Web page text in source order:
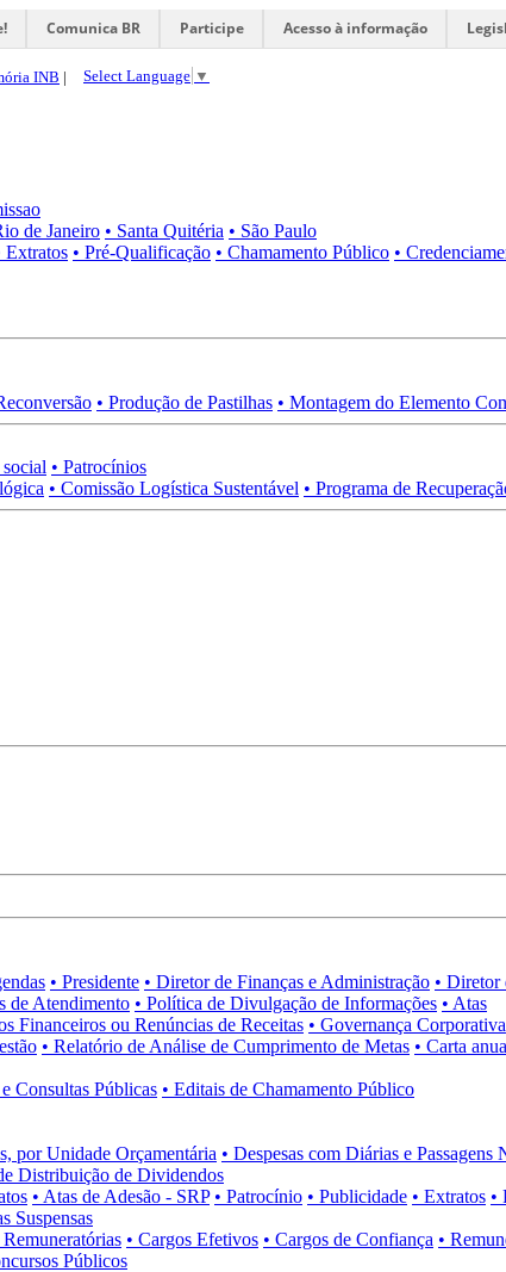
Comunica BR Participe Acesso à informação
INB | Select Language ▼
de Janeiro • Santa Quitéria • São Paulo
Extratos • Pré-Qualificação • Chamamento Público •
• Produção de Pastilhas • Montagem do Elemento
• Patrocínios
• Comissão Logística Sustentável • Programa de
• Presidente • Diretor de Finanças e Administração • Diretor
de Atendimento • Política de Divulgação de Informações • Atas
Financeiros ou Renúncias de Receitas • Governança Corporativa
• Relatório de Análise de Cumprimento de Metas • Carta
Consultas Públicas • Editais de Chamamento Público
por Unidade Orçamentária • Despesas com Diárias e Passagens
Distribuição de Dividendos
• Atas de Adesão - SRP • Patrocínio • Publicidade • Extratos •
Suspensas
Remuneratórias • Cargos Efetivos • Cargos de Confiança •
Públicos